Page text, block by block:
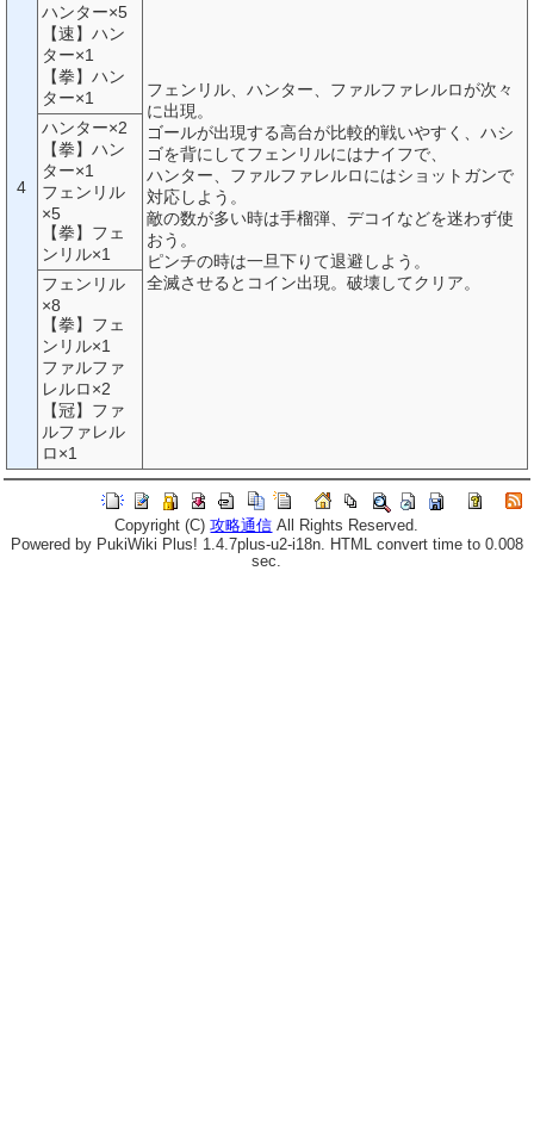
4
フェンリル、ハンター、ファルファレルロが次々
に出現。
ゴールが出現する高台が比較的戦いやすく、ハシ
ゴを背にしてフェンリルにはナイフで、
ハンター、ファルファレルロにはショットガンで
対応しよう。
敵の数が多い時は手榴弾、デコイなどを迷わず使
おう。
ピンチの時は一旦下りて退避しよう。
全滅させるとコイン出現。破壊してクリア。
ハンター×5
【速】ハン
ター×1
【拳】ハン
ター×1
ハンター×2
【拳】ハン
ター×1
フェンリル
×5
【拳】フェ
ンリル×1
フェンリル
×8
【拳】フェ
ンリル×1
ファルファ
レルロ×2
【冠】ファ
ルファレル
ロ×1
Copyright (C)攻略通信 All Rights Reserved.
Powered by PukiWiki Plus! 1.4.7plus-u2-i18n. HTML convert time to 0.008
sec.